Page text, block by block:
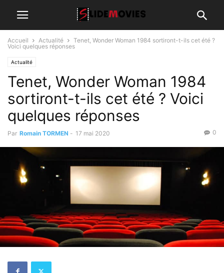
Accueil Actualité
Tenet, Wonder Woman 1984 sortiront-t-ils cet été ?
Voici quelques réponses
Actualité
Tenet, Wonder Woman 1984
sortiront-t-ils cet été ? Voici
quelques réponses
Par Romain TORMEN - 17 mai 2020 0